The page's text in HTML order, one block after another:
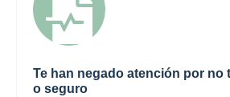
Te han negado atención por no
o seguro